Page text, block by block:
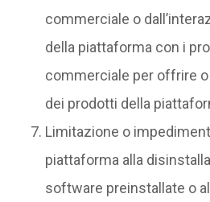
commerciale o
della piattaforma con i
commerciale per offrire
dei prodotti della
Limitazione o
piattaforma alla
software preinstallate o